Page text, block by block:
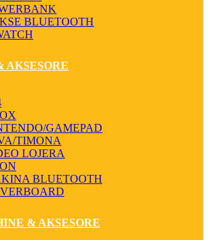
BLUETOOTH
AKSESORE
GAMEPAD
TIMONA
LOJERA
BLUETOOTH
& AKSESORE